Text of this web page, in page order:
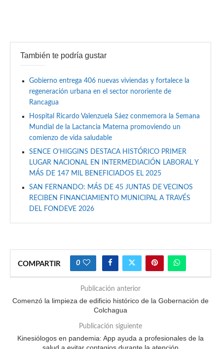
También te podría gustar
Gobierno entrega 406 nuevas viviendas y fortalece la
regeneración urbana en el sector nororiente de
Rancagua
Hospital Ricardo Valenzuela Sáez conmemora la Semana
Mundial de la Lactancia Materna promoviendo un
comienzo de vida saludable
SENCE O’HIGGINS DESTACA HISTÓRICO PRIMER
LUGAR NACIONAL EN INTERMEDIACIÓN LABORAL Y
MÁS DE 147 MIL BENEFICIADOS EL 2025
SAN FERNANDO: MÁS DE 45 JUNTAS DE VECINOS
RECIBEN FINANCIAMIENTO MUNICIPAL A TRAVÉS
DEL FONDEVE 2026
COMPARTIR 0
Publicación anterior
Comenzó la limpieza de edificio histórico de la Gobernación de
Colchagua
Publicación siguiente
Kinesiólogos en pandemia: App ayuda a profesionales de la